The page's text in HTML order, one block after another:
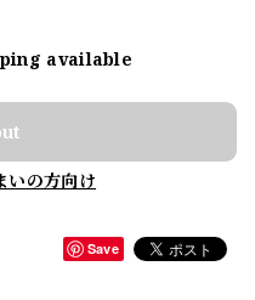
available
いの方向け
Save